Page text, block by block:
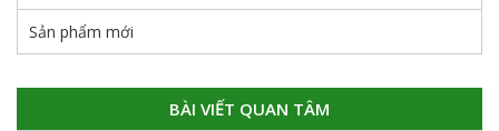
Sản phẩm mới
BÀI VIẾT QUAN TÂM